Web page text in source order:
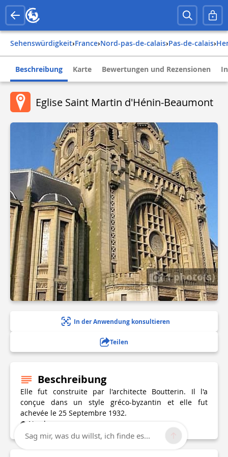
Sehenswürdigkeit› france› nord-pas-de-calais› pas-de-calais›
Beschreibung Karte Bewertungen und Rezensionen
Eglise Saint Martin d'Hénin-Beaumont
1 photo(s)
In der Anwendung konsultieren
Teilen
Beschreibung
Elle fut construite par l'architecte Boutterin. Il l'a
conçue dans un style gréco-byzantin et elle fut
achevée le 25 Septembre 1932.
© Nordmag
Sag mir, was du willst, ich finde es...